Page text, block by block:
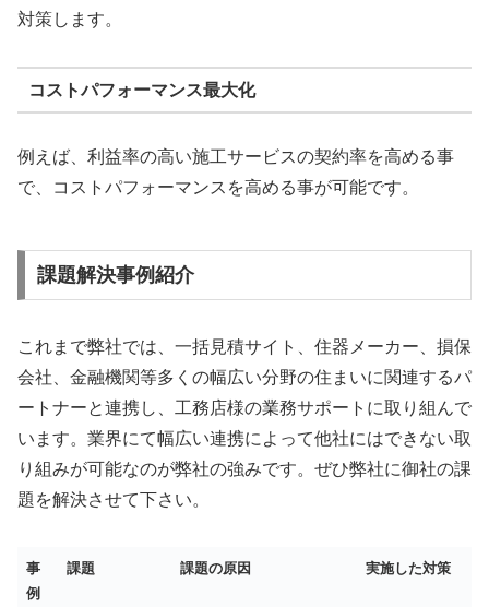
対策します。
コストパフォーマンス最大化
例えば、利益率の高い施工サービスの契約率を高める事
で、コストパフォーマンスを高める事が可能です。
課題解決事例紹介
これまで弊社では、一括見積サイト、住器メーカー、損保
会社、金融機関等多くの幅広い分野の住まいに関連するパ
ートナーと連携し、工務店様の業務サポートに取り組んで
います。業界にて幅広い連携によって他社にはできない取
り組みが可能なのが弊社の強みです。ぜひ弊社に御社の課
題を解決させて下さい。
事
例
課題 課題の原因 実施した対策